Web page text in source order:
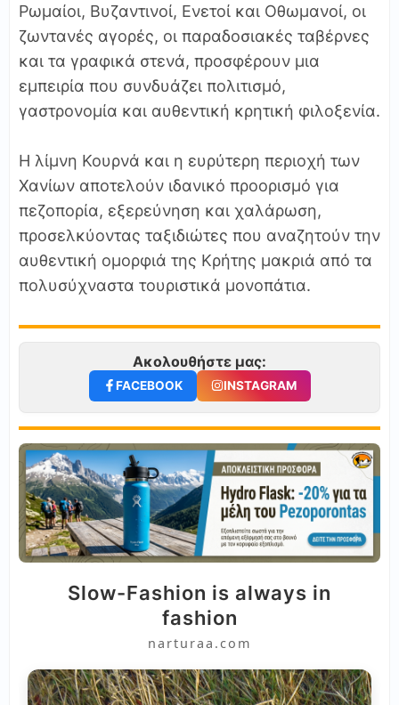
Ρωμαίοι, Βυζαντινοί, Ενετοί και Οθωμανοί, οι
ζωντανές αγορές, οι παραδοσιακές ταβέρνες
και τα γραφικά στενά, προσφέρουν μια
εμπειρία που συνδυάζει πολιτισμό,
γαστρονομία και αυθεντική κρητική φιλοξενία.
Η λίμνη Κουρνά και η ευρύτερη περιοχή των
Χανίων αποτελούν ιδανικό προορισμό για
πεζοπορία, εξερεύνηση και χαλάρωση,
προσελκύοντας ταξιδιώτες που αναζητούν την
αυθεντική ομορφιά της Κρήτης μακριά από τα
πολυσύχναστα τουριστικά μονοπάτια.
Ακολουθήστε μας:
FACEBOOK INSTAGRAM
Slow-Fashion is always in
fashion
narturaa.com